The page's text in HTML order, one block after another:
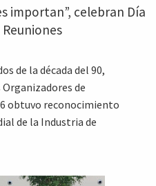
importan”, celebran Día
de la década del 90,
de
obtuvo reconocimiento
de la Industria de